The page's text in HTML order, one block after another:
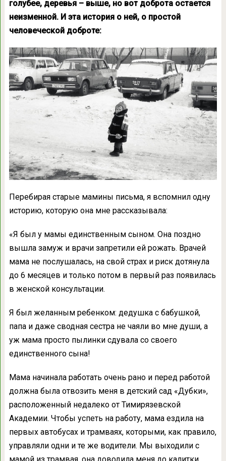
голубее, деревья – выше, но вот доброта остается
неизменной. И эта история о ней, о простой
человеческой доброте:
Перебирая старые мамины письма, я вспомнил одну
историю, которую она мне рассказывала:
«Я был у мамы единственным сыном. Она поздно
вышла замуж и врачи запретили ей рожать. Врачей
мама не послушалась, на свой страх и риск дотянула
до 6 месяцев и только потом в первый раз появилась
в женской консультации.
Я был желанным ребенком: дедушка с бабушкой,
папа и даже сводная сестра не чаяли во мне души, а
уж мама просто пылинки сдувала со своего
единственного сына!
Мама начинала работать очень рано и перед работой
должна была отвозить меня в детский сад «Дубки»,
расположенный недалеко от Тимирязевской
Академии. Чтобы успеть на работу, мама ездила на
первых автобусах и трамваях, которыми, как правило,
управляли одни и те же водители. Мы выходили с